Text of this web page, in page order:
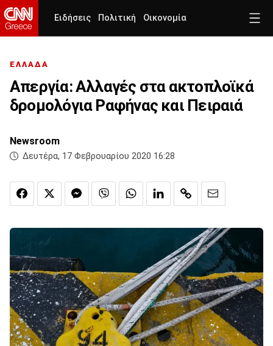
Ειδήσεις Πολιτική Οικονομία
ΕΛΛΑΔΑ
Απεργία: Αλλαγές στα ακτοπλοϊκά
δρομολόγια Ραφήνας και Πειραιά
Newsroom
Δευτέρα, 17 Φεβρουαρίου 2020 16:28